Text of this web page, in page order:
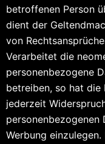
betroffenen Person
dient der
von
Verarbeitet die
personenbezogene
betreiben, so hat die
jederzeit
Werbung